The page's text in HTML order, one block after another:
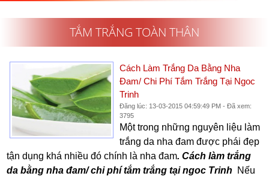
TẮM TRẮNG TOÀN THÂN
Cách Làm Trắng Da Bằng Nha
Đam/ Chi Phí Tắm Trắng Tại Ngoc
Trinh
Đăng lúc: 13-03-2015 04:59:49 PM - Đã xem:
3795
Một trong những nguyên liệu làm
trắng da nha đam được phái đẹp
tận dụng khá nhiều đó chính là nha đam. Cách làm trắng
da bằng nha đam/ chi phí tắm trắng tại ngoc Trinh
Nếu